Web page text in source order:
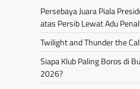
Persebaya Juara Piala
atas Persib Lewat Adu
Twilight and Thunder the
Siapa Klub Paling Boros di
2026?